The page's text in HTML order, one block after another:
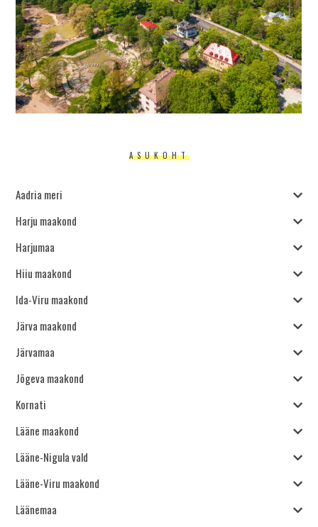
ASUKOHT
Aadria meri
Harju maakond
Harjumaa
Hiiu maakond
Ida-Viru maakond
Järva maakond
Järvamaa
Jõgeva maakond
Kornati
Lääne maakond
Lääne-Nigula vald
Lääne-Viru maakond
Läänemaa